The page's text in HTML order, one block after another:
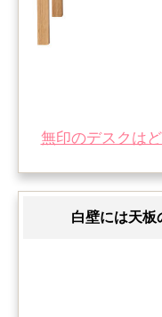
無印のデスクは
白壁には天板